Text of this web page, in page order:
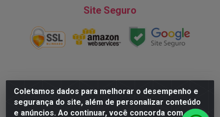
Coletamos dados para melhorar o desempenho e
segurança do site, além de personalizar conteúdo
e anúncios. Ao continuar, você concorda com
Site Seguro
Natureza Comércio de Descartáveis LTDA - Endereço: Av. do
Turismo, 28, Tarumã - CNPJ:08.038.545/0001-07 © 2016
Todos dos direitos reservados.